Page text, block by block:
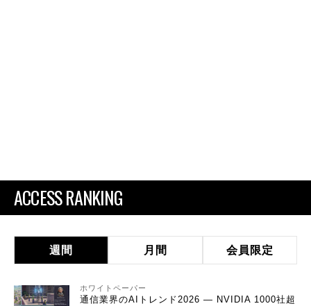
ACCESS RANKING
週間 月間 会員限定
ホワイトペーパー
通信業界のAIトレンド2026 ― NVIDIA 1000社超